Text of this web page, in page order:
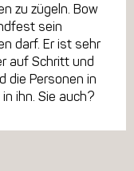
zu zügeln. Bow
sein
darf. Er ist sehr
auf Schritt und
die Personen in
ihn. Sie auch?